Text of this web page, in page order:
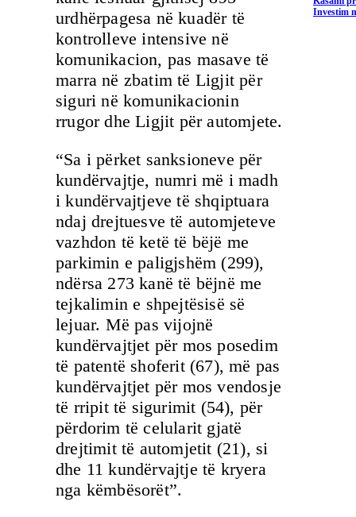
urdhërpagesa në kuadër të
kontrolleve intensive në
komunikacion, pas masave të
marra në zbatim të Ligjit për
siguri në komunikacionin
rrugor dhe Ligjit për automjete.
“Sa i përket sanksioneve për
kundërvajtje, numri më i madh
i kundërvajtjeve të shqiptuara
ndaj drejtuesve të automjeteve
vazhdon të ketë të bëjë me
parkimin e paligjshëm (299),
ndërsa 273 kanë të bëjnë me
tejkalimin e shpejtësisë së
lejuar. Më pas vijojnë
kundërvajtjet për mos posedim
të patentë shoferit (67), më pas
kundërvajtjet për mos vendosje
të rripit të sigurimit (54), për
përdorim të celularit gjatë
drejtimit të automjetit (21), si
dhe 11 kundërvajtje të kryera
nga këmbësorët”.
Investim